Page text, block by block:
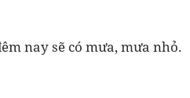
nay sẽ có mưa, mưa nhỏ.